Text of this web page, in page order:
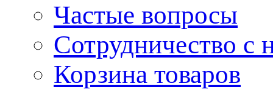
Частые вопросы
Сотрудничество с
Корзина товаров